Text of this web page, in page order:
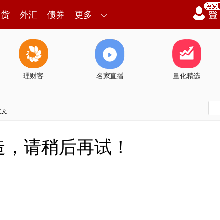
外汇 债券 更多
理财客 名家直播 量化精选
请稍后再试！